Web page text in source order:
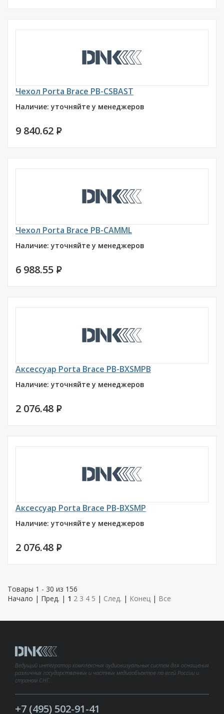
Чехол Porta Brace PB-CSBAST
Наличие: уточняйте у менеджеров
9 840.62 P
Чехол Porta Brace PB-CAMML
Наличие: уточняйте у менеджеров
6 988.55 P
Аксессуар Porta Brace PB-BXSMPB
Наличие: уточняйте у менеджеров
2 076.48 P
Аксессуар Porta Brace PB-BXSMP
Наличие: уточняйте у менеджеров
2 076.48 P
Товары 1 - 30 из 156
Начало | Пред. | 1 2 3 4 5 | След. | Конец | Все
Ведущий интегратор комплексных аудиовизуальных систем для оснащения
различных государственных и частных медиаобъектов по всей России и
странам СНГ.
+7 (495) 502-91-41